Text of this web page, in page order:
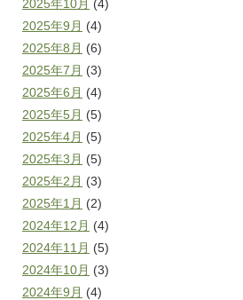
2025年10月 (4)
2025年9月 (4)
2025年8月 (6)
2025年7月 (3)
2025年6月 (4)
2025年5月 (5)
2025年4月 (5)
2025年3月 (5)
2025年2月 (3)
2025年1月 (2)
2024年12月 (4)
2024年11月 (5)
2024年10月 (3)
2024年9月 (4)